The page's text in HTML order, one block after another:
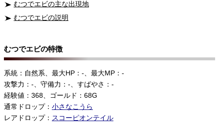
むつでエビの主な出現地
むつでエビの説明
むつでエビの特徴
系統：自然系、最大HP：-、最大MP：-
攻撃力：-、守備力：-、すばやさ：-
経験値：368、ゴールド：68G
通常ドロップ： 小さなこうら
レアドロップ： スコーピオンテイル